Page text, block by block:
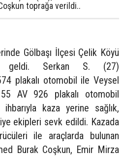
toprağa verildi..
Gölbaşı İlçesi Çelik Köyü
geldi. Serkan S. (27)
plakalı otomobil ile Veysel
AV 926 plakalı otomobil
ihbarıyla kaza yerine sağlık,
ekipleri sevk edildi. Kazada
ile araçlarda bulunan
Burak Coşkun, Emir Mirza